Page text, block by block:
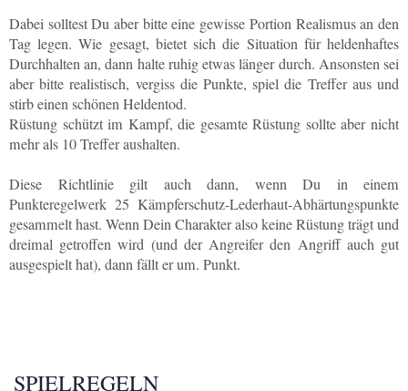
Dabei solltest Du aber bitte eine gewisse Portion Realismus an den
Tag legen. Wie gesagt, bietet sich die Situation für heldenhaftes
Durchhalten an, dann halte ruhig etwas länger durch. Ansonsten sei
aber bitte realistisch, vergiss die Punkte, spiel die Treffer aus und
stirb einen schönen Heldentod.
Rüstung schützt im Kampf, die gesamte Rüstung sollte aber nicht
mehr als 10 Treffer aushalten.
Diese Richtlinie gilt auch dann, wenn Du in einem
Punkteregelwerk 25 Kämpferschutz-Lederhaut-Abhärtungspunkte
gesammelt hast. Wenn Dein Charakter also keine Rüstung trägt und
dreimal getroffen wird (und der Angreifer den Angriff auch gut
ausgespielt hat), dann fällt er um. Punkt.
SPIELREGELN